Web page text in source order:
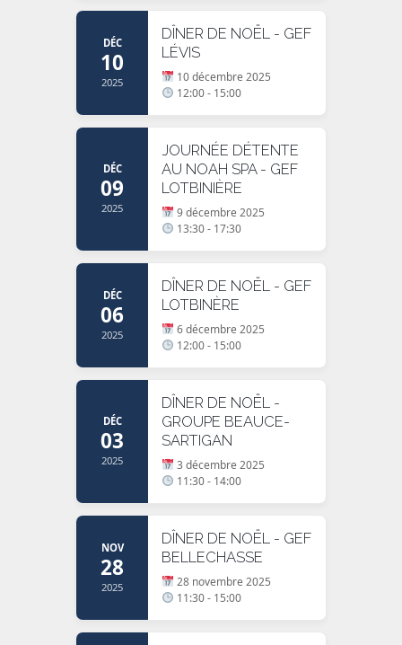
DÉC
10
2025
DÎNER DE NOËL - GEF
LÉVIS
10 décembre 2025
12:00 - 15:00
DÉC
09
2025
JOURNÉE DÉTENTE
AU NOAH SPA - GEF
LOTBINIÈRE
9 décembre 2025
13:30 - 17:30
DÉC
06
2025
DÎNER DE NOËL - GEF
LOTBINÈRE
6 décembre 2025
12:00 - 15:00
DÉC
03
2025
DÎNER DE NOËL -
GROUPE BEAUCE-
SARTIGAN
3 décembre 2025
11:30 - 14:00
NOV
28
2025
DÎNER DE NOËL - GEF
BELLECHASSE
28 novembre 2025
11:30 - 15:00